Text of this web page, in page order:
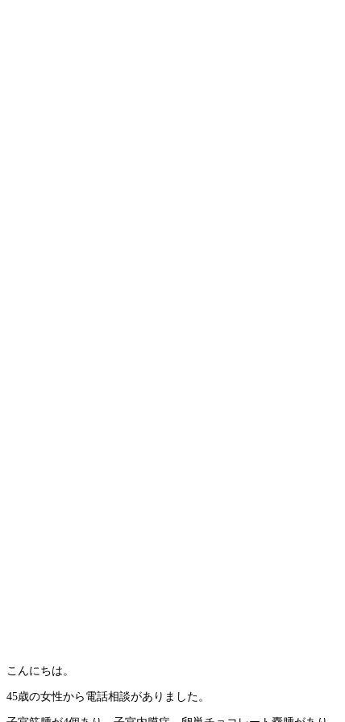
こんにちは。
45歳の女性から電話相談がありました。